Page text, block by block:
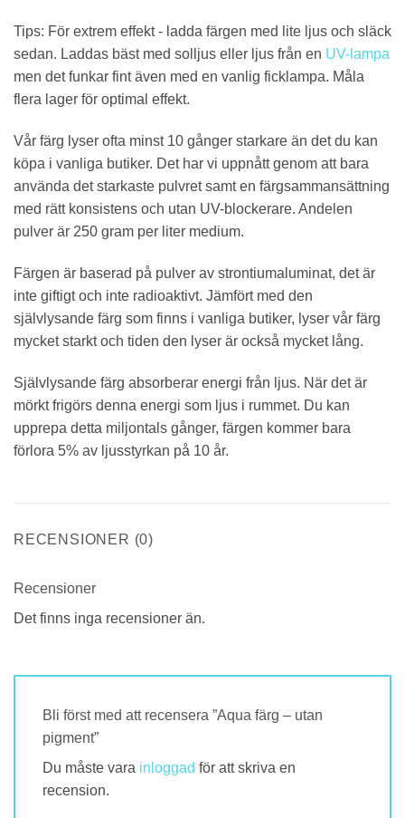
Tips: För extrem effekt - ladda färgen med lite ljus och släck
sedan. Laddas bäst med solljus eller ljus från en UV-lampa
men det funkar fint även med en vanlig ficklampa. Måla
flera lager för optimal effekt.
Vår färg lyser ofta minst 10 gånger starkare än det du kan
köpa i vanliga butiker. Det har vi uppnått genom att bara
använda det starkaste pulvret samt en färgsammansättning
med rätt konsistens och utan UV-blockerare. Andelen
pulver är 250 gram per liter medium.
Färgen är baserad på pulver av strontiumaluminat, det är
inte giftigt och inte radioaktivt. Jämfört med den
självlysande färg som finns i vanliga butiker, lyser vår färg
mycket starkt och tiden den lyser är också mycket lång.
Självlysande färg absorberar energi från ljus. När det är
mörkt frigörs denna energi som ljus i rummet. Du kan
upprepa detta miljontals gånger, färgen kommer bara
förlora 5% av ljusstyrkan på 10 år.
RECENSIONER (0)
Recensioner
Det finns inga recensioner än.
Bli först med att recensera ”Aqua färg – utan
pigment”
Du måste vara inloggad för att skriva en
recension.